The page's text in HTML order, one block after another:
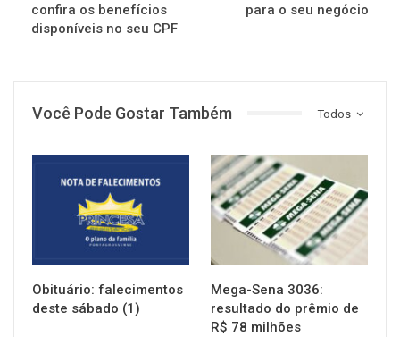
confira os benefícios
disponíveis no seu CPF
para o seu negócio
Todos
Você Pode Gostar Também
Obituário: falecimentos
deste sábado (1)
NOTÍCIAS
Mega-Sena 3036:
resultado do prêmio de
R$ 78 milhões